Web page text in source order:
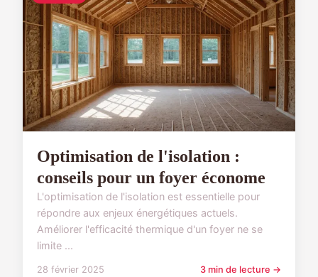
Optimisation de l'isolation :
conseils pour un foyer économe
L'optimisation de l'isolation est essentielle pour
répondre aux enjeux énergétiques actuels.
Améliorer l'efficacité thermique d'un foyer ne se
limite ...
28 février 2025 3 min de lecture →